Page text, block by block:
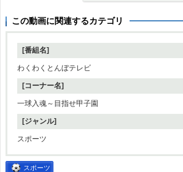
この動画に関連するカテゴリ
[番組名]
わくわくとんぼテレビ
[コーナー名]
一球入魂～目指せ甲子園
[ジャンル]
スポーツ
スポーツ